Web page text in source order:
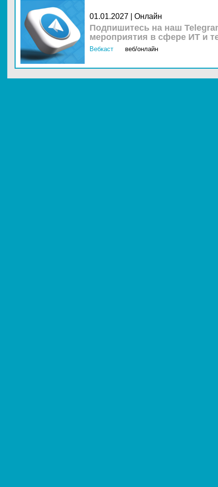
01.01.2027 | Онлайн
Подпишитесь на наш
мероприятия в сфере ИТ и
Вебкаст веб/онлайн